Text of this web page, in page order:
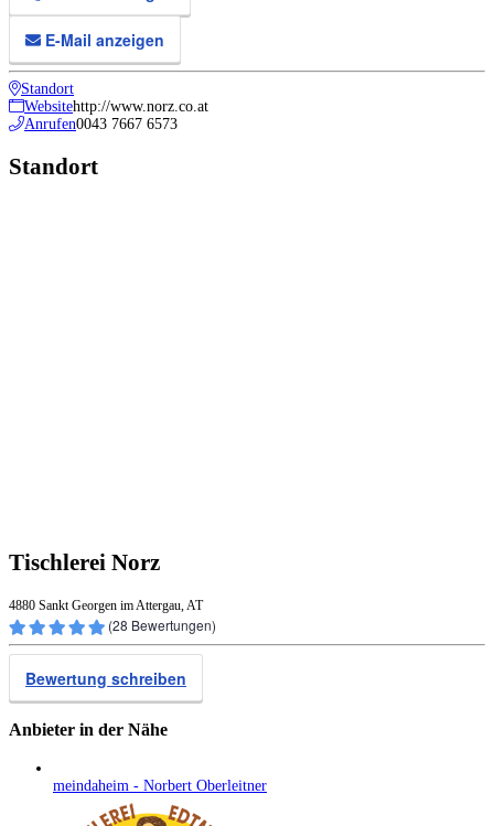
E-Mail anzeigen
Standort
Websitehttp://www.norz.co.at
Anrufen0043 7667 6573
Standort
Tischlerei Norz
4880 Sankt Georgen im Attergau, AT
(28 Bewertungen)
Bewertung schreiben
Anbieter in der Nähe
meindaheim - Norbert Oberleitner